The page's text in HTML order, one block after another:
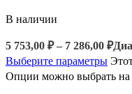
В наличии
5 753,00 ₽ – 7 286,00 ₽
Выберите параметры
Опции можно выбрать на